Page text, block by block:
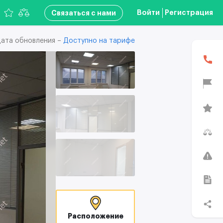
Связаться с нами Войти Регистрация
обновления – Доступно на тарифе
Расположение